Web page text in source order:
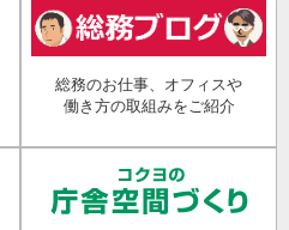
総務のお仕事、オフィスや
働き方の取組みをご紹介